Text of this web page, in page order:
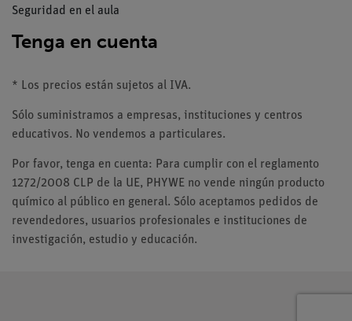
Seguridad en el aula
Tenga en cuenta
* Los precios están sujetos al IVA.
Sólo suministramos a empresas, instituciones y centros
educativos. No vendemos a particulares.
Por favor, tenga en cuenta: Para cumplir con el reglamento
1272/2008 CLP de la UE, PHYWE no vende ningún producto
químico al público en general. Sólo aceptamos pedidos de
revendedores, usuarios profesionales e instituciones de
investigación, estudio y educación.